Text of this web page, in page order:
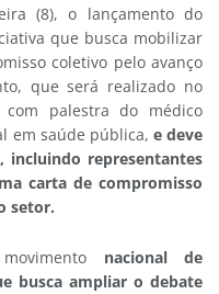
(8), o lançamento do
que busca mobilizar
coletivo pelo avanço
que será realizado no
palestra do médico
em saúde pública, e deve
incluindo representantes
carta de compromisso
setor.
nacional de
busca ampliar o debate